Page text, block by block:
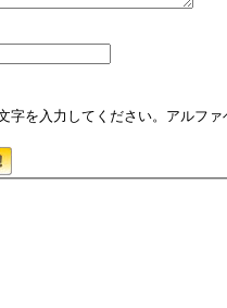
字を入力してください。アルファ